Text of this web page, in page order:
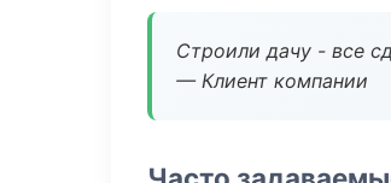
Строили дачу - все
— Клиент компании